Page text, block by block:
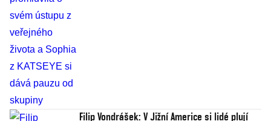
Filip Vondrášek: V Jižní Americe si lidé plují